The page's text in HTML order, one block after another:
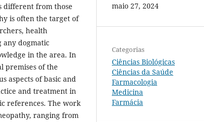
different from those
is often the target of
health
any dogmatic
in the area. In
premises of the
aspects of basic and
and treatment in
references. The work
ranging from
maio 27, 2024
Categorias
Ciências Biológicas
Ciências da Saúde
Farmacologia
Medicina
Farmácia